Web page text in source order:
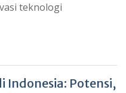
teknologi
Indonesia: Potensi,